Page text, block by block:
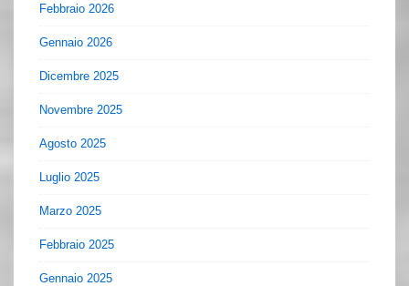
Febbraio 2026
Gennaio 2026
Dicembre 2025
Novembre 2025
Agosto 2025
Luglio 2025
Marzo 2025
Febbraio 2025
Gennaio 2025